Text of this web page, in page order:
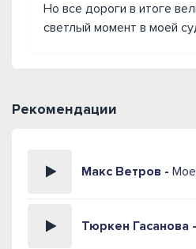
Но все дороги в итоге
светлый момент в моей
Рекомендации
Макс Ветров -
Тюркен Гасанова -